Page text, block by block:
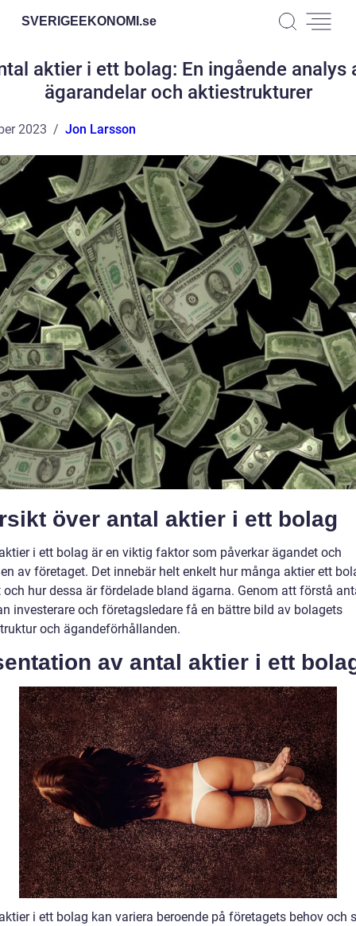
SVERIGEEKONOMI.se
aktier i ett bolag: En ingående analys
ägarandelar och aktiestrukturer
2023 Jon Larsson
över antal aktier i ett bolag
i ett bolag är en viktig faktor som påverkar ägandet och
av företaget. Det innebär helt enkelt hur många aktier ett
hur dessa är fördelade bland ägarna. Genom att förstå
investerare och företagsledare få en bättre bild av bolagets
och ägandeförhållanden.
av antal aktier i ett
i ett bolag kan variera beroende på företagets behov och